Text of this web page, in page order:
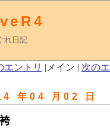
れ日記
エントリ |メイン | 次の
年04 月02 日